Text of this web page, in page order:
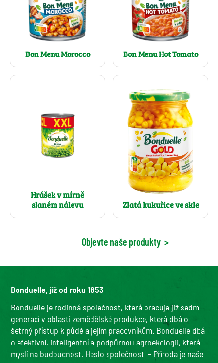
Bon Menu Morocco Bon Menu Hot Tomato
Hrášek v mírně
slaném nálevu
Zlatá kukuřice ve skle
Objevte naše produkty >
Bonduelle, již od roku 1853
Bonduelle je rodinná společnost, která pracuje již sedm
generací v oblasti zemědělské produkce, která dbá o
šetrný přístup k půdě a jejím pracovníkům. Bonduelle dbá
o efektivní, inteligentní a podpůrnou agroekologii, která
myslí na budoucnost. Heslo společnosti – Příroda je naše